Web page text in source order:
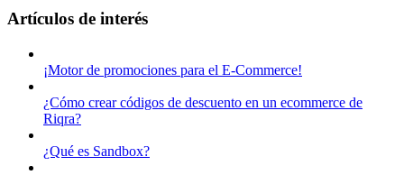
Artículos de interés
¡Motor de promociones para el E-Commerce!
¿Cómo crear códigos de descuento en un ecommerce de
Riqra?
¿Qué es Sandbox?